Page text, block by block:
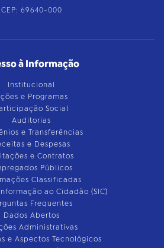
CEP: 69640-000
à Informação
Institucional
e Programas
Social
Auditorias
e Transferências
e Despesas
e Contratos
Públicos
Classificadas
ao Cidadão (SIC)
Frequentes
Dados Abertos
Administrativas
e Aspectos Tecnológicos